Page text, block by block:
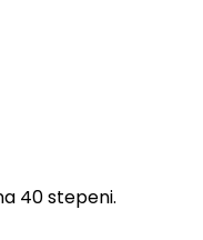
40 stepeni.